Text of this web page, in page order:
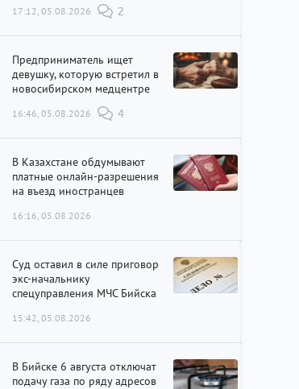
17:12, 05.08.2026 2
Предприниматель ищет
девушку, которую встретил в
новосибирском медцентре
16:46, 05.08.2026 4
В Казахстане обдумывают
платные онлайн-разрешения
на въезд иностранцев
16:16, 05.08.2026
Суд оставил в силе приговор
экс-начальнику
спецуправления МЧС Бийска
15:42, 05.08.2026
В Бийске 6 августа отключат
подачу газа по ряду адресов